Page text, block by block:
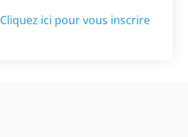
Cliquez ici pour vous inscrire